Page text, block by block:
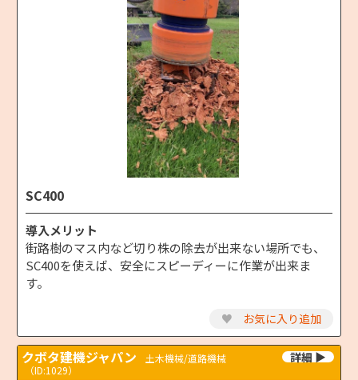
SC400
導入メリット
街路樹のマス内など切り株の除去が出来ない場所でも、
SC400を使えば、安全にスピーディーに作業が出来ま
す。
♥ お気に入り追加
クボタ建機ジャパン
土木機械/道路機械
（ID:1029）